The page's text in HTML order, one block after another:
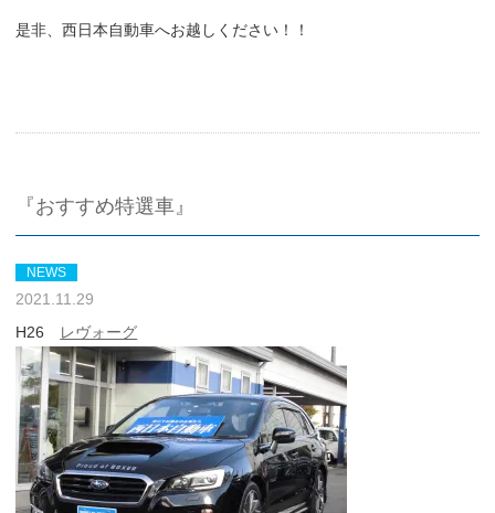
是非、西日本自動車へお越しください！！
『おすすめ特選車』
NEWS
2021.11.29
H26
レヴォーグ